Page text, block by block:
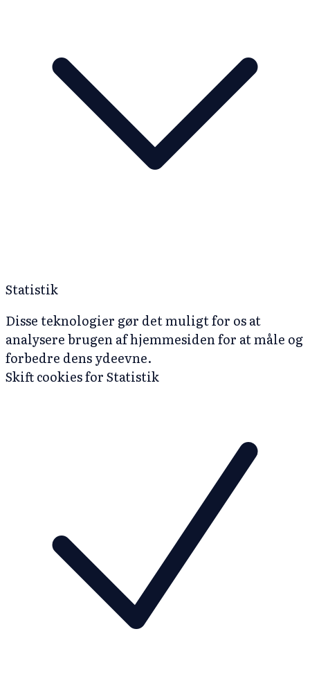
Statistik
Disse teknologier gør det muligt for os at
analysere brugen af hjemmesiden for at måle og
forbedre dens ydeevne.
Skift cookies for Statistik